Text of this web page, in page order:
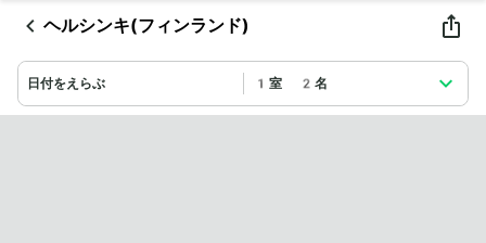
ヘルシンキ(フィンランド)
日付をえらぶ 1室 2名